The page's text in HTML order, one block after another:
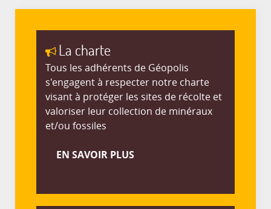
La charte
Tous les adhérents de Géopolis
s'engagent à respecter notre charte
visant à protéger les sites de récolte et
valoriser leur collection de minéraux
et/ou fossiles
EN SAVOIR PLUS